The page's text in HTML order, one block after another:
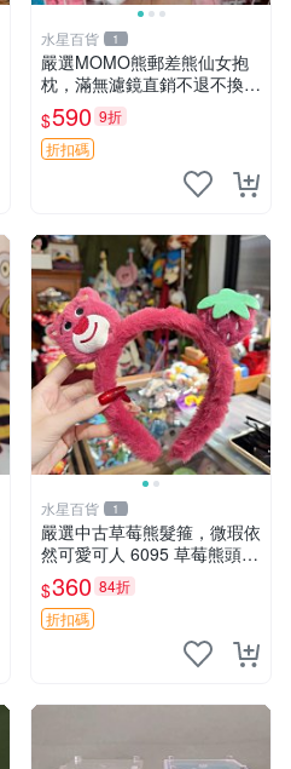
水星百貨 1
嚴選MOMO熊郵差熊仙女抱
枕，滿無濾鏡直銷不退不換
經典造型可愛必備 紅薯啵啵
間抱枕 抱枕 時尚
$590 9折
折扣碼
水星百貨 1
嚴選中古草莓熊髮箍，微瑕依
然可愛可人 6095 草莓熊頭飾
中古髮圈 熊寶 寶寶 娃娃熊髮
箍 中古收藏 玩具髮夾
$360 84折
折扣碼